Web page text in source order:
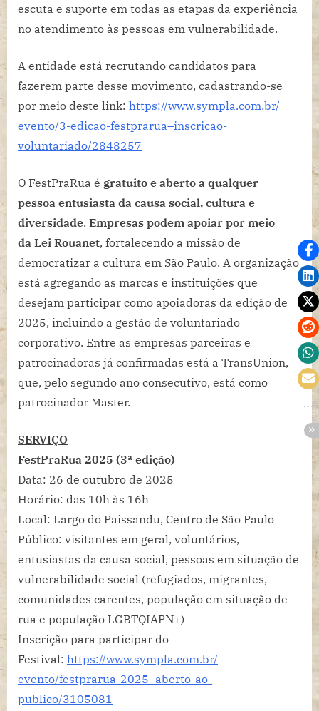
escuta e suporte em todas as etapas da experiência
no atendimento às pessoas em vulnerabilidade.
A entidade está recrutando candidatos para
fazerem parte desse movimento, cadastrando-se
por meio deste link: https://www.sympla.com.br/
evento/3-edicao-festprarua–inscricao-
voluntariado/2848257
O FestPraRua é gratuito e aberto a qualquer
pessoa entusiasta da causa social, cultura e
diversidade. Empresas podem apoiar por meio
da Lei Rouanet, fortalecendo a missão de
democratizar a cultura em São Paulo. A organização
está agregando as marcas e instituições que
desejam participar como apoiadoras da edição de
2025, incluindo a gestão de voluntariado
corporativo. Entre as empresas parceiras e
patrocinadoras já confirmadas está a TransUnion,
que, pelo segundo ano consecutivo, está como
patrocinador Master.
SERVIÇO
FestPraRua 2025 (3ª edição)
Data: 26 de outubro de 2025
Horário: das 10h às 16h
Local: Largo do Paissandu, Centro de São Paulo
Público: visitantes em geral, voluntários,
entusiastas da causa social, pessoas em situação de
vulnerabilidade social (refugiados, migrantes,
comunidades carentes, população em situação de
rua e população LGBTQIAPN+)
Inscrição para participar do
Festival: https://www.sympla.com.br/
evento/festprarua-2025–aberto-ao-
publico/3105081